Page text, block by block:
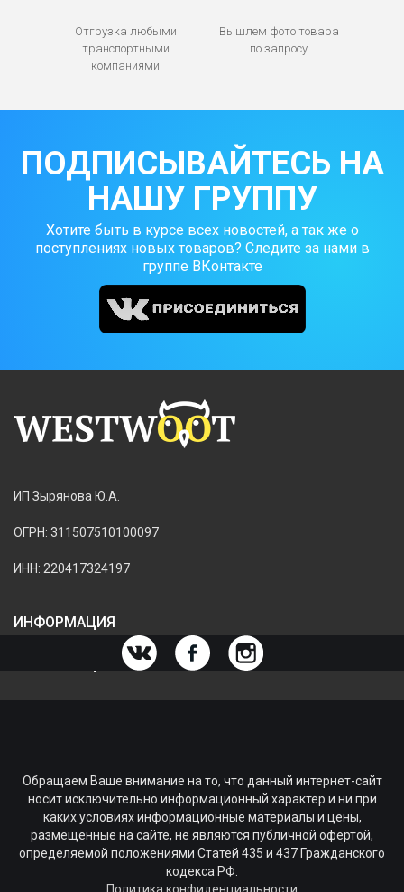
Отгрузка любыми
транспортными
компаниями
Вышлем фото товара
по запросу
ПОДПИСЫВАЙТЕСЬ НА
НАШУ ГРУППУ
Хотите быть в курсе всех новостей, а так же о
поступлениях новых товаров? Следите за нами в
группе ВКонтакте
ИП Зырянова Ю.А.
ОГРН: 311507510100097
ИНН: 220417324197
ИНФОРМАЦИЯ
ИНФОРМАЦИЯ О МАГАЗИНЕ
Обращаем Ваше внимание на то, что данный интернет-сайт
носит исключительно информационный характер и ни при
каких условиях информационные материалы и цены,
размещенные на сайте, не являются публичной офертой,
определяемой положениями Статей 435 и 437 Гражданского
кодекса РФ.